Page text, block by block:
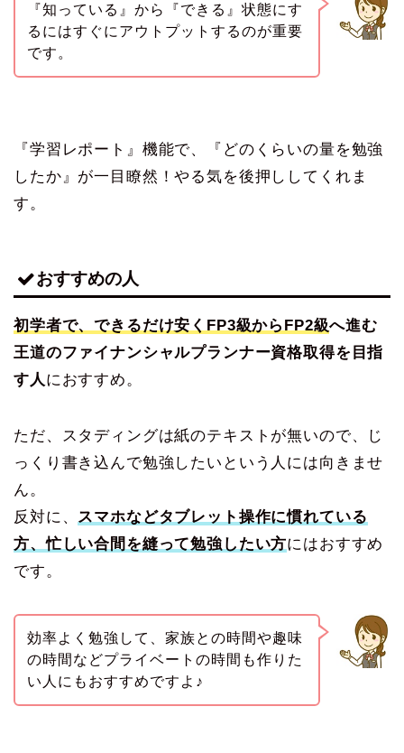
『知っている』から『できる』状態にす
るにはすぐにアウトプットするのが重要
です。
『学習レポート』機能で、『どのくらいの量を勉強
したか』が一目瞭然！やる気を後押ししてくれま
す。
おすすめの人
初学者で、できるだけ安くFP3級からFP2級へ進む
王道のファイナンシャルプランナー資格取得を目指
す人におすすめ。
ただ、スタディングは紙のテキストが無いので、じ
っくり書き込んで勉強したいという人には向きませ
ん。
反対に、 スマホなどタブレット操作に慣れている
方、忙しい合間を縫って勉強したい方にはおすすめ
です。
効率よく勉強して、家族との時間や趣味
の時間などプライベートの時間も作りた
い人にもおすすめですよ♪